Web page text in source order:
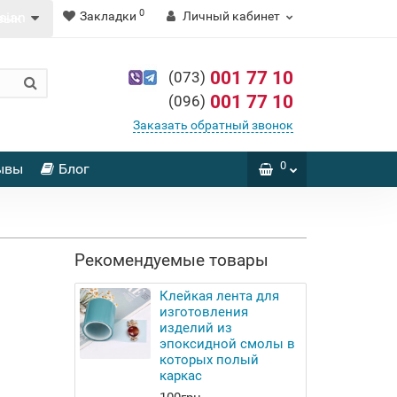
Закладки 0 Личный кабинет
(073) 001 77 10
(096) 001 77 10
Заказать обратный звонок
Блог 0
Рекомендуемые товары
Клейкая лента для
изготовления
изделий из
эпоксидной смолы в
которых полый
каркас